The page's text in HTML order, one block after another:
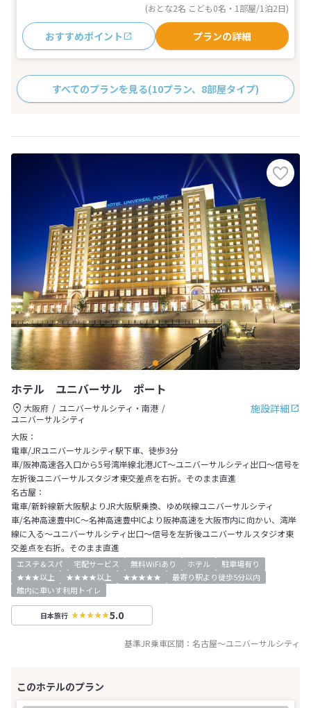
(おとな2名 こども0名・1部屋/1泊2日)
おすすめポイント プランの詳細
すべてのプランを見る(10プラン、8部屋タイプ)
ホテル ユニバーサル ポート
施設詳細
大阪府
ユニバーサルシティ・南港
ユニバーサルシティ
大阪：
電車/JRユニバーサルシティ駅下車、徒歩3分
車/阪神高速各入口から5号湾岸線北港JCT～ユニバーサルシティ出口～信号を
左折後ユニバーサルスタジオ東交差点を右折。そのまま直進
名古屋：
電車/新幹線新大阪駅よりJR大阪駅乗換、ゆめ咲線ユニバーサルシティ
車/名神高速豊中IC～名神高速豊中ICより阪神高速を大阪市内に向かい、湾岸
線に入る～ユニバーサルシティ出口～信号を左折後ユニバーサルスタジオ東
交差点を右折。そのまま直進
エステ＆スパ 宅配サービス 無料WiFiあり ホテル
駐車場有り
★★★以上
★★★★以上 ★★★★★
最寄り駅より徒歩5分以内
館内に車いす利用トイレ
日本旅行 5.0
基準JR乗車区間： 名古屋～ユニバーサルシティ